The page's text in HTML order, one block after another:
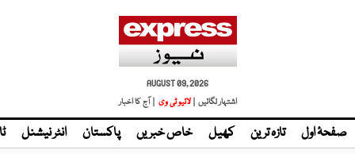
AUGUST 09, 2026
اشتہار لگائیں | لائیو ٹی وی | آج کا اخبار
صفحۂ اول تازہ ترین کھیل خاص خبریں پاکستان انٹر نیشنل